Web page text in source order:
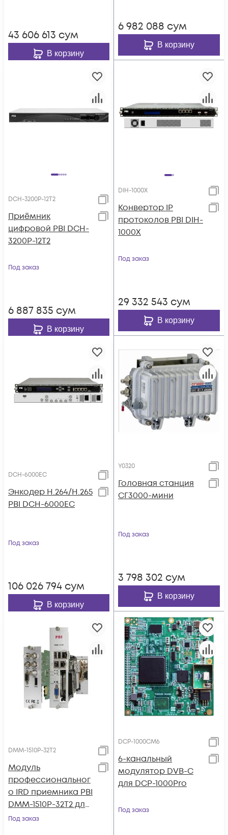
43 606 613 сум
В корзину
6 982 088 сум
В корзину
DCH-3200P-12Т2
Приёмник
цифровой PBI DCH-
3200P-12Т2
Под заказ
6 887 835 сум
В корзину
DIH-1000X
Конвертор IP
протоколов PBI DIH-
1000X
Под заказ
29 332 543 сум
В корзину
DCH-6000EC
Энкодер H.264/H.265
PBI DCH-6000EC
Под заказ
106 026 794 сум
В корзину
Y0320
Головная станция
СГ3000-мини
Под заказ
3 798 302 сум
В корзину
DMM-1510P-32T2
Модуль
профессиональног
о IRD приемника PBI
DMM-1510P-32T2 для
цифровой ГС PBI
Под заказ
DCP-1000CM6
6-канальный
модулятор DVB-C
для DCP-1000Pro
Под заказ